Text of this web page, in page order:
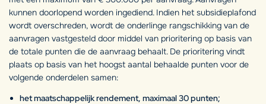
kunnen doorlopend worden ingediend. Indien het subsidieplafond
wordt overschreden, wordt de onderlinge rangschikking van de
aanvragen vastgesteld door middel van prioritering op basis van
de totale punten die de aanvraag behaalt. De prioritering vindt
plaats op basis van het hoogst aantal behaalde punten voor de
volgende onderdelen samen:
het maatschappelijk rendement, maximaal 30 punten;